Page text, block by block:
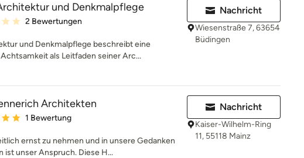
und Denkmalpflege
Bewertung: 3 von 5 Sternen
2 Bewertungen
und Denkmalpflege beschreibt eine
als Leitfaden seiner Arc...
Nachricht
Wiesenstraße 7, 63654
Büdingen
Architekten
Bewertung: 5 von 5 Sternen
1 Bewertung
ernst zu nehmen und in unsere Gedanken
ist unser Anspruch. Diese H...
Nachricht
Kaiser-Wilhelm-Ring
11, 55118 Mainz